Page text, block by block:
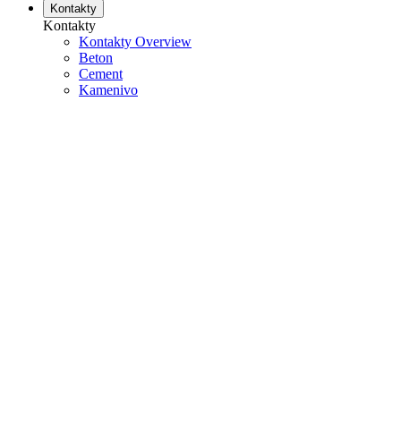
Kontakty
Kontakty
Kontakty Overview
Beton
Cement
Kamenivo